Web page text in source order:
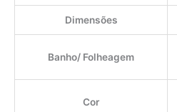
Dimensões
Banho/ Folheagem
Cor